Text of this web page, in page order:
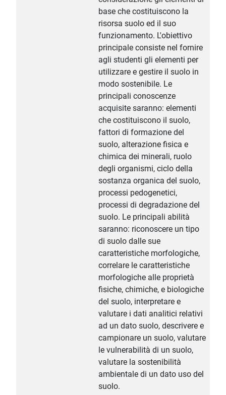
base che costituiscono la
risorsa suolo ed il suo
funzionamento. L'obiettivo
principale consiste nel fornire
agli studenti gli elementi per
utilizzare e gestire il suolo in
modo sostenibile. Le
principali conoscenze
acquisite saranno: elementi
che costituiscono il suolo,
fattori di formazione del
suolo, alterazione fisica e
chimica dei minerali, ruolo
degli organismi, ciclo della
sostanza organica del suolo,
processi pedogenetici,
processi di degradazione del
suolo. Le principali abilità
saranno: riconoscere un tipo
di suolo dalle sue
caratteristiche morfologiche,
correlare le caratteristiche
morfologiche alle proprietà
fisiche, chimiche, e biologiche
del suolo, interpretare e
valutare i dati analitici relativi
ad un dato suolo, descrivere e
campionare un suolo, valutare
le vulnerabilità di un suolo,
valutare la sostenibilità
ambientale di un dato uso del
suolo.